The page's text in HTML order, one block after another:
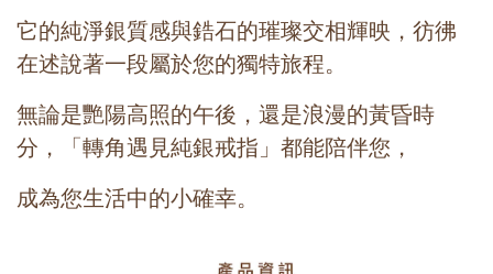
它的純淨銀質感與鋯石的璀璨交相輝映，彷彿
在述說著一段屬於您的獨特旅程。
無論是艷陽高照的午後，還是浪漫的黃昏時
分，
「轉角遇見純銀戒指」都能陪伴您，
成為您生活中的小確幸。